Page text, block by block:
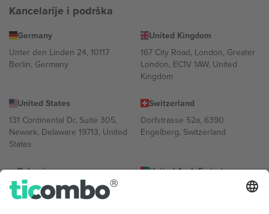
Kancelarije i podrška
Germany
Unter den Linden 24, 10117
Berlin, Germany
United Kingdom
167 City Road, London, Greater
London, EC1V 1AW, United
Kingdom
United States
131 Continental Dr, Suite 305,
Newark, Delaware 19713, United
States
Switzerland
Dorfstrasse 52a, 6390
Engelberg, Switzerland
Bulgaria
Regus Sofia City West, bul
Totleben 53-55, 1606 Sofia,
United Arab Emirates
UAE Dubai Silicon Oasis, DDP